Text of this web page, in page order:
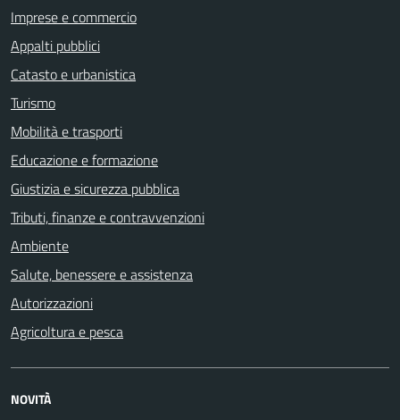
Imprese e commercio
Appalti pubblici
Catasto e urbanistica
Turismo
Mobilità e trasporti
Educazione e formazione
Giustizia e sicurezza pubblica
Tributi, finanze e contravvenzioni
Ambiente
Salute, benessere e assistenza
Autorizzazioni
Agricoltura e pesca
NOVITÀ